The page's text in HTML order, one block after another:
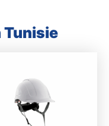
Tunisie